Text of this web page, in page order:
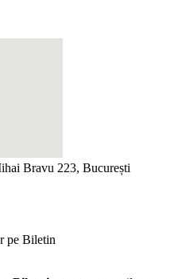
Bravu 223, București
pe Biletin